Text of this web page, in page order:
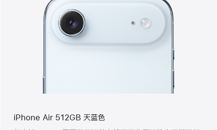
iPhone Air 512GB 天蓝色